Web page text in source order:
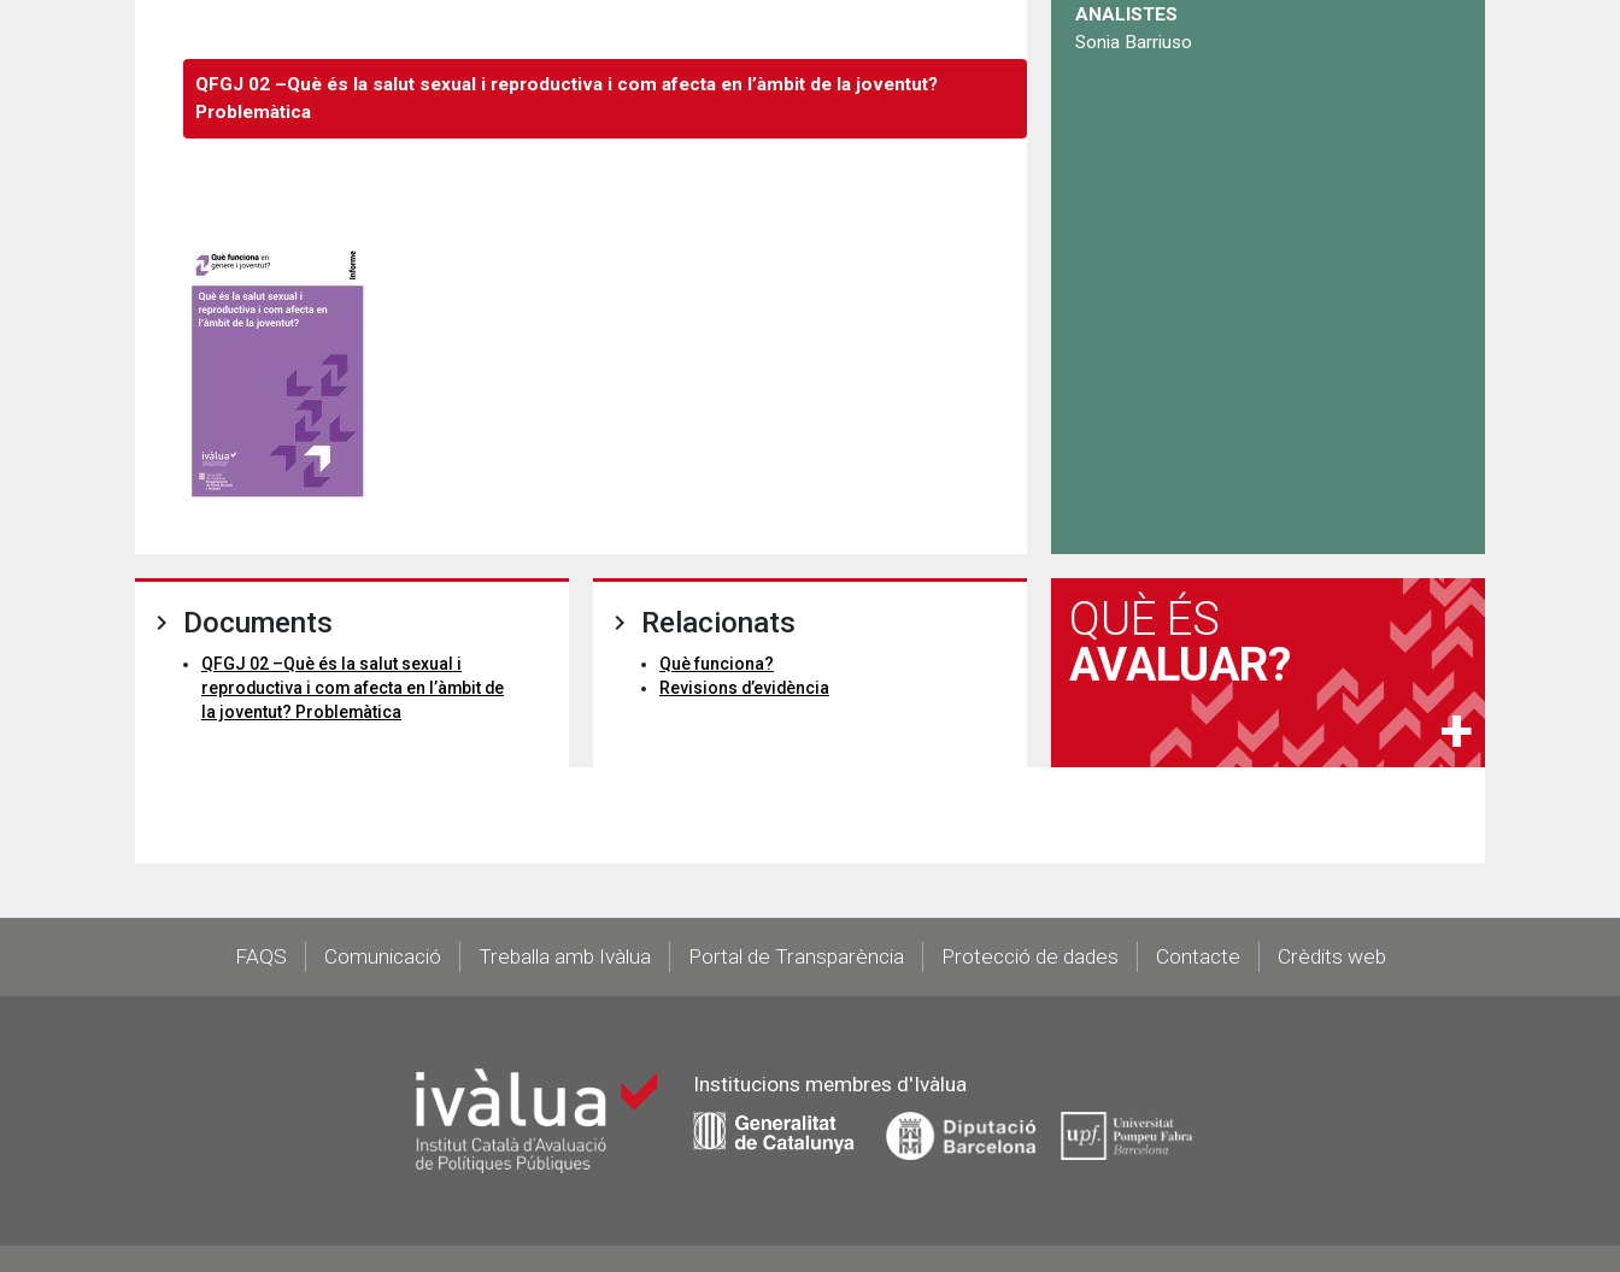
QFGJ 02 –Què és la salut sexual i reproductiva i com afecta en l’àmbit de la joventut?
Problemàtica
ANALISTES
Sonia Barriuso
Documents
QFGJ 02 –Què és la salut sexual i
reproductiva i com afecta en l’àmbit de
la joventut? Problemàtica
Relacionats
Què funciona?
Revisions d’evidència
QUÈ ÉS
AVALUAR?
FooterFAQS Comunicació Treballa amb Ivàlua Portal de Transparència Protecció de dades Contacte Crèdits web
Institucions membres d'Ivàlua